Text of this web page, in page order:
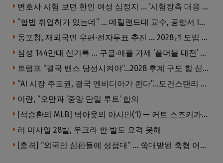
변호사 시험 보던 한인 여성 심정지 … ‘시험장측 대응 부적절’ 소송
“합법 취업허가 있는데” … 메릴랜드대 교수, 공항서 ICE에 체포, 구금 중
동포청, 재외국민 우편·전자투표 추진 … 2028년 도입 목표
삼성 144만대 신기록 … 구글·애플 가세 ‘폴더블 대전’ 열린다
트럼프 “결국 밴스 당선시켜야”…2028 후계 구도 힘 싣나
“AI 시장 주도권, 결국 엔비디아가 쥔다”…모건스탠리 장담
이란, “오만과 ‘중앙 단일 루트’ 합의
[석승환의 MLB] 덕아웃의 아시안(1) — 커트 스즈키가 우리에게 묻는 것
러 미사일 28발, 우크라 한 발도 요격 못해
[충격] “외국인 심판들에 성접대” … 쑥대밭된 축협 어디까지 추락하나